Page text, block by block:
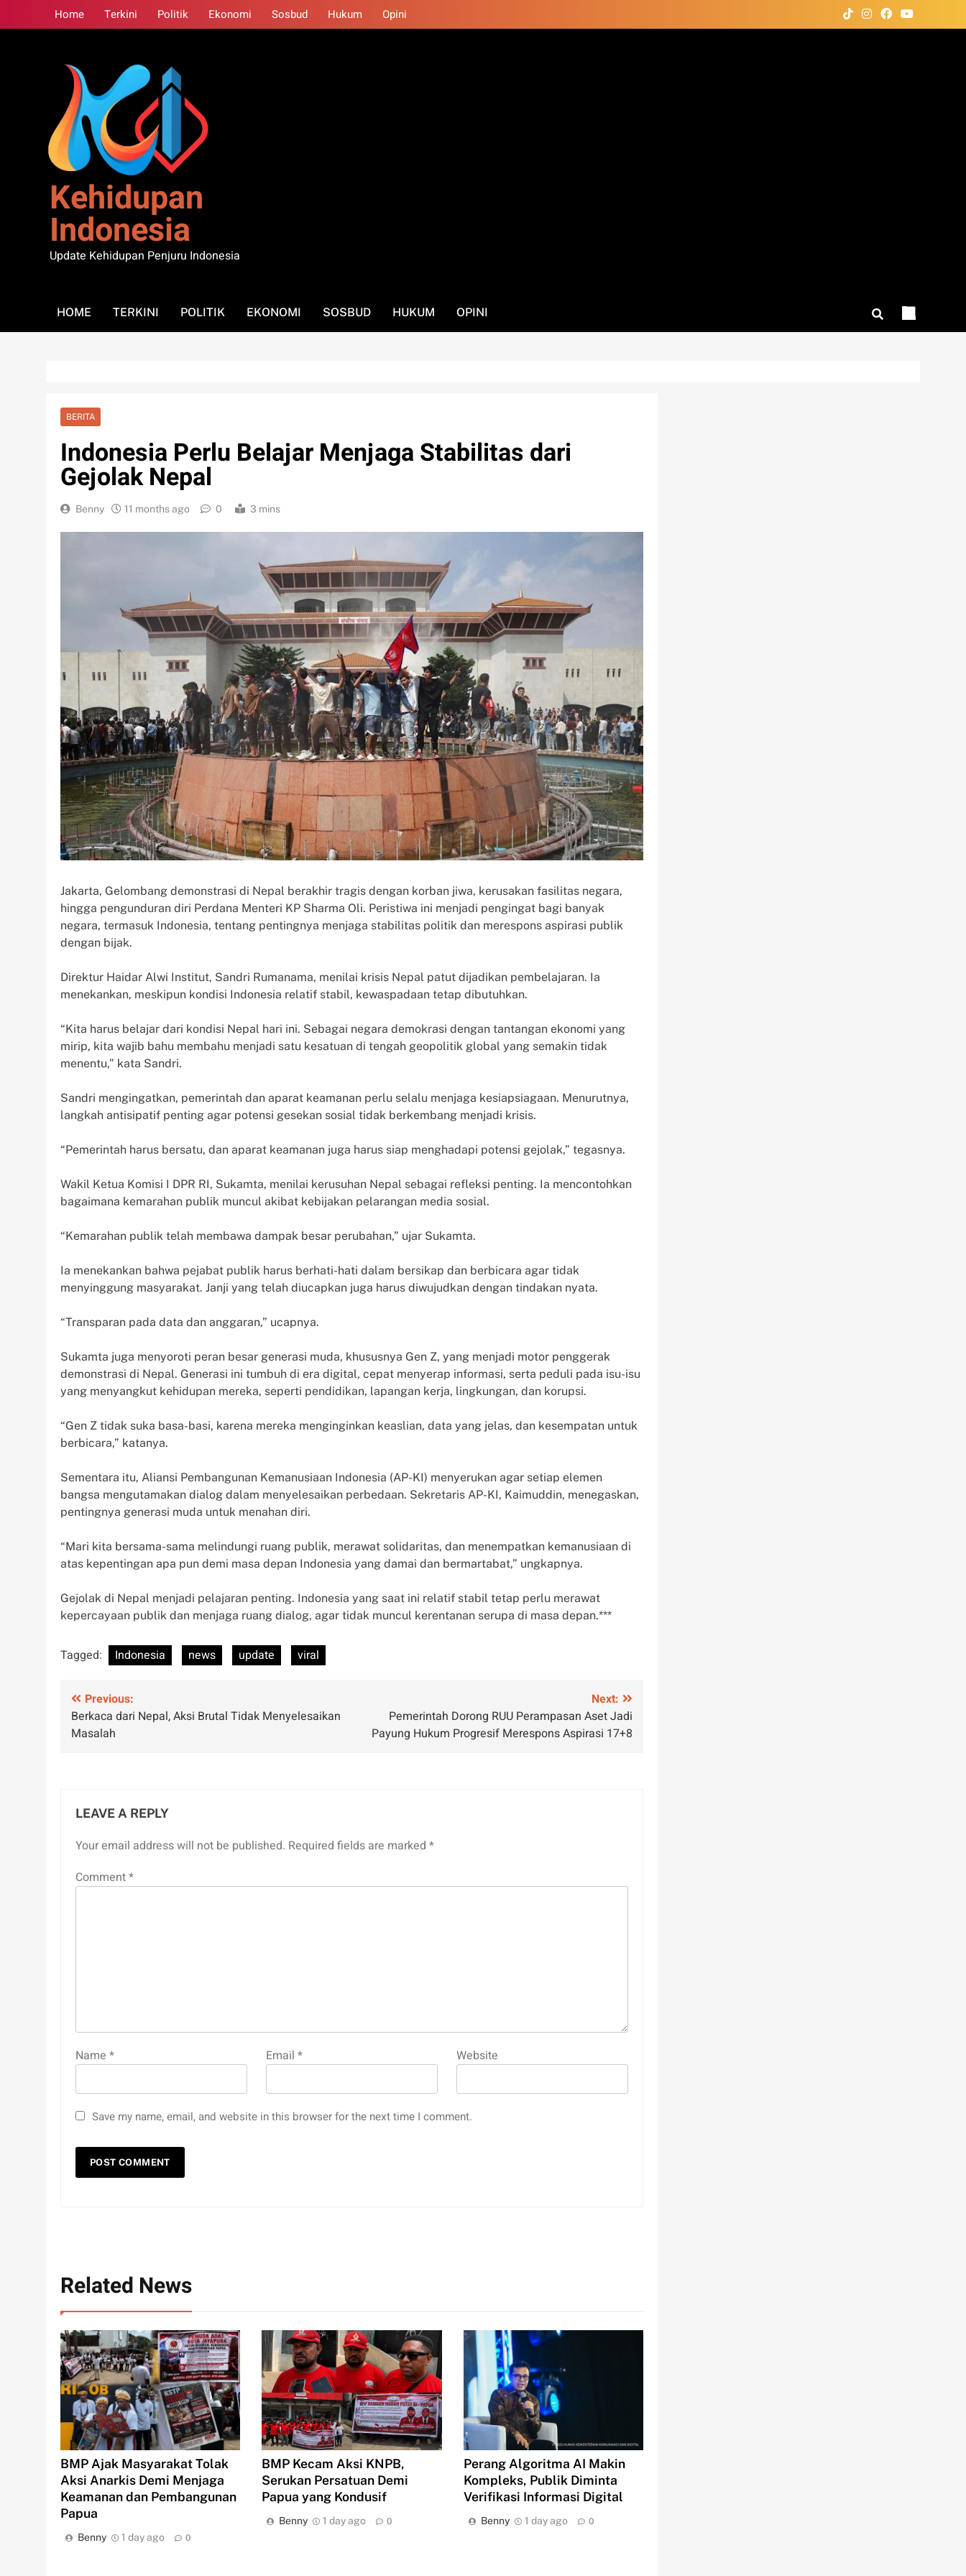
to
Home Terkini Politik Ekonomi Sosbud Hukum Opini
Kehidupan
Indonesia
Update Kehidupan Penjuru Indonesia
HOME TERKINI POLITIK EKONOMI SOSBUD HUKUM OPINI
BERITA
Indonesia Perlu Belajar Menjaga Stabilitas dari
Gejolak Nepal
Benny 11 months ago 0 3 mins
Jakarta, Gelombang demonstrasi di Nepal berakhir tragis dengan korban jiwa, kerusakan fasilitas negara,
hingga pengunduran diri Perdana Menteri KP Sharma Oli. Peristiwa ini menjadi pengingat bagi banyak
negara, termasuk Indonesia, tentang pentingnya menjaga stabilitas politik dan merespons aspirasi publik
dengan bijak.
Direktur Haidar Alwi Institut, Sandri Rumanama, menilai krisis Nepal patut dijadikan pembelajaran. Ia
menekankan, meskipun kondisi Indonesia relatif stabil, kewaspadaan tetap dibutuhkan.
“Kita harus belajar dari kondisi Nepal hari ini. Sebagai negara demokrasi dengan tantangan ekonomi yang
mirip, kita wajib bahu membahu menjadi satu kesatuan di tengah geopolitik global yang semakin tidak
menentu,” kata Sandri.
Sandri mengingatkan, pemerintah dan aparat keamanan perlu selalu menjaga kesiapsiagaan. Menurutnya,
langkah antisipatif penting agar potensi gesekan sosial tidak berkembang menjadi krisis.
“Pemerintah harus bersatu, dan aparat keamanan juga harus siap menghadapi potensi gejolak,” tegasnya.
Wakil Ketua Komisi I DPR RI, Sukamta, menilai kerusuhan Nepal sebagai refleksi penting. Ia mencontohkan
bagaimana kemarahan publik muncul akibat kebijakan pelarangan media sosial.
“Kemarahan publik telah membawa dampak besar perubahan,” ujar Sukamta.
Ia menekankan bahwa pejabat publik harus berhati-hati dalam bersikap dan berbicara agar tidak
menyinggung masyarakat. Janji yang telah diucapkan juga harus diwujudkan dengan tindakan nyata.
“Transparan pada data dan anggaran,” ucapnya.
Sukamta juga menyoroti peran besar generasi muda, khususnya Gen Z, yang menjadi motor penggerak
demonstrasi di Nepal. Generasi ini tumbuh di era digital, cepat menyerap informasi, serta peduli pada isu-isu
yang menyangkut kehidupan mereka, seperti pendidikan, lapangan kerja, lingkungan, dan korupsi.
“Gen Z tidak suka basa-basi, karena mereka menginginkan keaslian, data yang jelas, dan kesempatan untuk
berbicara,” katanya.
Sementara itu, Aliansi Pembangunan Kemanusiaan Indonesia (AP-KI) menyerukan agar setiap elemen
bangsa mengutamakan dialog dalam menyelesaikan perbedaan. Sekretaris AP-KI, Kaimuddin, menegaskan,
pentingnya generasi muda untuk menahan diri.
“Mari kita bersama-sama melindungi ruang publik, merawat solidaritas, dan menempatkan kemanusiaan di
atas kepentingan apa pun demi masa depan Indonesia yang damai dan bermartabat,” ungkapnya.
Gejolak di Nepal menjadi pelajaran penting. Indonesia yang saat ini relatif stabil tetap perlu merawat
kepercayaan publik dan menjaga ruang dialog, agar tidak muncul kerentanan serupa di masa depan.***
Tagged: Indonesia news update viral
Post
navigation
Previous:
Berkaca dari Nepal, Aksi Brutal Tidak Menyelesaikan
Masalah
Next:
Pemerintah Dorong RUU Perampasan Aset Jadi
Payung Hukum Progresif Merespons Aspirasi 17+8
LEAVE A REPLY
Your email address will not be published. Required fields are marked *
Comment*
Name * Email* Website
Save my name, email, and website in this browser for the next time I comment.
Related News
BMP Ajak Masyarakat Tolak
Aksi Anarkis Demi Menjaga
Keamanan dan Pembangunan
Papua
Benny 1 day ago 0
BMP Kecam Aksi KNPB,
Serukan Persatuan Demi
Papua yang Kondusif
Benny 1 day ago 0
Perang Algoritma AI Makin
Kompleks, Publik Diminta
Verifikasi Informasi Digital
Benny 1 day ago 0